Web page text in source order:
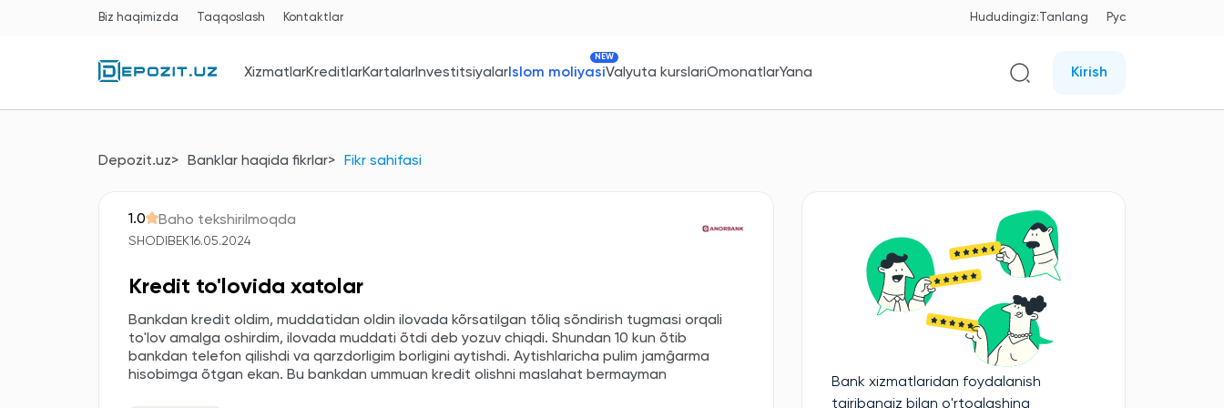
Biz haqimizda Taqqoslash Kontaktlar Hududingiz:Tanlang Рус
XizmatlarKreditlarKartalarInvestitsiyalarIslom moliyasi
NEW
Valyuta kurslariOmonatlarYana Kirish
Depozit.uz Banklar haqida fikrlar Fikr sahifasi
1.0 Baho tekshirilmoqda
SHODIBEK16.05.2024
Kredit to'lovida xatolar
Bankdan kredit oldim, muddatidan oldin ilovada kõrsatilgan tõliq sõndirish tugmasi orqali
to'lov amalga oshirdim, ilovada muddati õtdi deb yozuv chiqdi. Shundan 10 kun õtib
bankdan telefon qilishdi va qarzdorligim borligini aytishdi. Aytishlaricha pulim jamĝarma
hisobimga õtgan ekan. Bu bankdan ummuan kredit olishni maslahat bermayman
Bank xizmatlaridan foydalanish
tajribangiz bilan o'rtoqlashing